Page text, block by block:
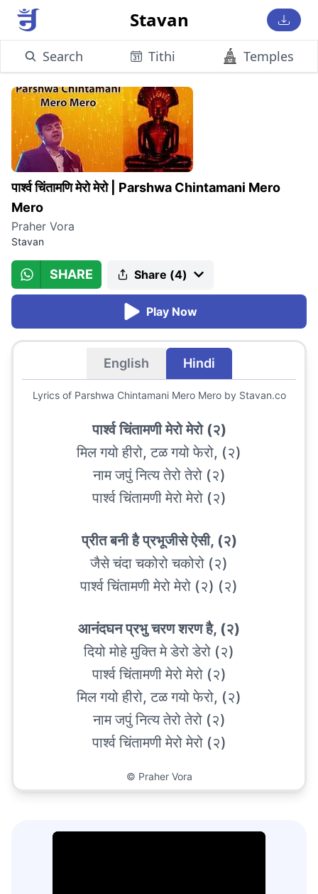
Stavan
Search Tithi Temples
पार्श्व चिंतामणि मेरो मेरो| Parshwa Chintamani Mero
Mero
Praher Vora
Stavan
SHARE Share (4)
Play Now
English Hindi
Lyrics of Parshwa Chintamani Mero Meroby Stavan.co
पार्श्व चिंतामणी मेरो मेरो (२)
मिल गयो हीरो, टळ गयो फेरो, (२)
नाम जपुं नित्य तेरो तेरो (२)
पार्श्व चिंतामणी मेरो मेरो (२)
प्रीत बनी है प्रभूजीसे ऐसी, (२)
जैसे चंदा चकोरो चकोरो (२)
पार्श्व चिंतामणी मेरो मेरो (२) (२)
आनंदघन प्रभु चरण शरण है, (२)
दियो मोहे मुक्ति मे डेरो डेरो (२)
पार्श्व चिंतामणी मेरो मेरो (२)
मिल गयो हीरो, टळ गयो फेरो, (२)
नाम जपुं नित्य तेरो तेरो (२)
पार्श्व चिंतामणी मेरो मेरो (२)
© Praher Vora